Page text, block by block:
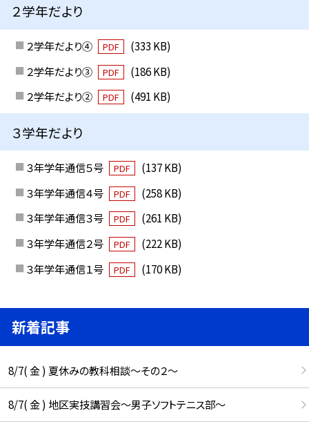
２学年だより
２学年だより④ PDF
(333 KB)
２学年だより③
PDF
(186 KB)
２学年だより②
PDF (491 KB)
３学年だより
３年学年通信５号 PDF
(137 KB)
３年学年通信４号
PDF
(258 KB)
３年学年通信３号
PDF
(261 KB)
３年学年通信２号
PDF
(222 KB)
３年学年通信１号
PDF (170 KB)
新着記事
8/7( 金 ) 夏休みの教科相談～その２～
8/7( 金 ) 地区実技講習会～男子ソフトテニス部～